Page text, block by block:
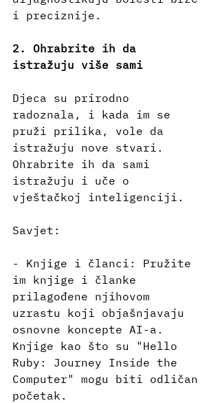
i preciznije.
2. Ohrabrite ih da
istražuju više sami
Djeca su prirodno
radoznala, i kada im se
pruži prilika, vole da
istražuju nove stvari.
Ohrabrite ih da sami
istražuju i uče o
vještačkoj inteligenciji.
Savjet:
- Knjige i članci: Pružite
im knjige i članke
prilagođene njihovom
uzrastu koji objašnjavaju
osnovne koncepte AI-a.
Knjige kao što su "Hello
Ruby: Journey Inside the
Computer" mogu biti odličan
početak.